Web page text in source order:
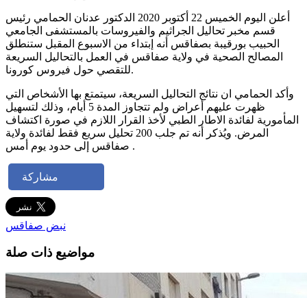
أعلن اليوم الخميس 22 أكتوبر 2020 الدكتور عدنان الحمامي رئيس
قسم مخبر تحاليل الجراثيم والفيروسات بالمستشفى الجامعي
الحبيب بورقيبة بصفاقس أنه إبتداء من الاسبوع المقبل ستنطلق
المصالح الصحية في ولاية صفاقس في العمل بالتحاليل السريعة
للتقصي حول فيروس كورونا.
وأكد الحمامي ان نتائج التحاليل السريعة، سيتمتع بها الأشخاص التي
ظهرت عليهم أعراض ولم تتجاوز المدة 5 أيام، وذلك لتسهيل
المأمورية لفائدة الاطار الطبي لأخذ القرار اللازم في صورة اكتشاف
المرض. ويُذكر أنه تم جلب 200 تحليل سريع فقط لفائدة ولاية
صفاقس إلى حدود يوم أمس .
مشاركة
نبض صفاقس
مواضيع ذات صلة